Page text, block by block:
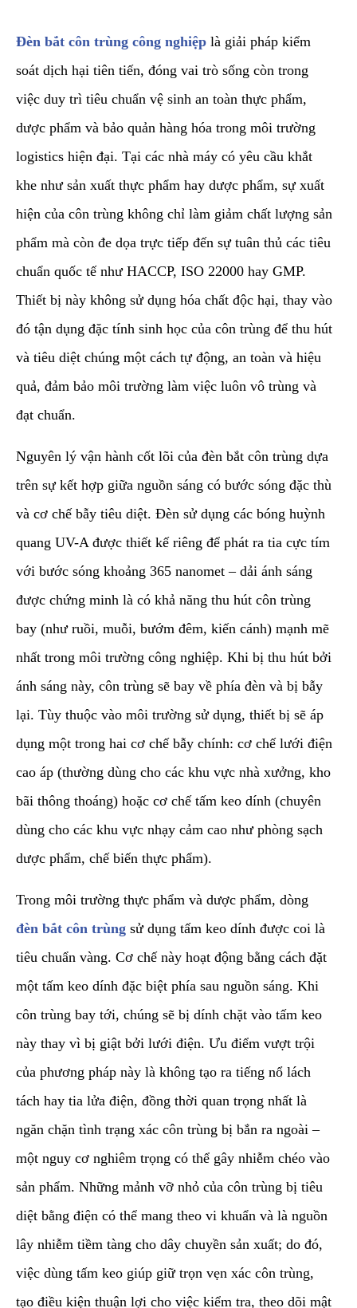
Đèn bắt côn trùng công nghiệp là giải pháp kiểm
soát dịch hại tiên tiến, đóng vai trò sống còn trong
việc duy trì tiêu chuẩn vệ sinh an toàn thực phẩm,
dược phẩm và bảo quản hàng hóa trong môi trường
logistics hiện đại. Tại các nhà máy có yêu cầu khắt
khe như sản xuất thực phẩm hay dược phẩm, sự xuất
hiện của côn trùng không chỉ làm giảm chất lượng sản
phẩm mà còn đe dọa trực tiếp đến sự tuân thủ các tiêu
chuẩn quốc tế như HACCP, ISO 22000 hay GMP.
Thiết bị này không sử dụng hóa chất độc hại, thay vào
đó tận dụng đặc tính sinh học của côn trùng để thu hút
và tiêu diệt chúng một cách tự động, an toàn và hiệu
quả, đảm bảo môi trường làm việc luôn vô trùng và
đạt chuẩn.
​Nguyên lý vận hành cốt lõi của đèn bắt côn trùng dựa
trên sự kết hợp giữa nguồn sáng có bước sóng đặc thù
và cơ chế bẫy tiêu diệt. Đèn sử dụng các bóng huỳnh
quang UV-A được thiết kế riêng để phát ra tia cực tím
với bước sóng khoảng 365 nanomet – dải ánh sáng
được chứng minh là có khả năng thu hút côn trùng
bay (như ruồi, muỗi, bướm đêm, kiến cánh) mạnh mẽ
nhất trong môi trường công nghiệp. Khi bị thu hút bởi
ánh sáng này, côn trùng sẽ bay về phía đèn và bị bẫy
lại. Tùy thuộc vào môi trường sử dụng, thiết bị sẽ áp
dụng một trong hai cơ chế bẫy chính: cơ chế lưới điện
cao áp (thường dùng cho các khu vực nhà xưởng, kho
bãi thông thoáng) hoặc cơ chế tấm keo dính (chuyên
dùng cho các khu vực nhạy cảm cao như phòng sạch
dược phẩm, chế biến thực phẩm).
​Trong môi trường thực phẩm và dược phẩm, dòng
đèn bắt côn trùng sử dụng tấm keo dính được coi là
tiêu chuẩn vàng. Cơ chế này hoạt động bằng cách đặt
một tấm keo dính đặc biệt phía sau nguồn sáng. Khi
côn trùng bay tới, chúng sẽ bị dính chặt vào tấm keo
này thay vì bị giật bởi lưới điện. Ưu điểm vượt trội
của phương pháp này là không tạo ra tiếng nổ lách
tách hay tia lửa điện, đồng thời quan trọng nhất là
ngăn chặn tình trạng xác côn trùng bị bắn ra ngoài –
một nguy cơ nghiêm trọng có thể gây nhiễm chéo vào
sản phẩm. Những mảnh vỡ nhỏ của côn trùng bị tiêu
diệt bằng điện có thể mang theo vi khuẩn và là nguồn
lây nhiễm tiềm tàng cho dây chuyền sản xuất; do đó,
việc dùng tấm keo giúp giữ trọn vẹn xác côn trùng,
tạo điều kiện thuận lợi cho việc kiểm tra, theo dõi mật